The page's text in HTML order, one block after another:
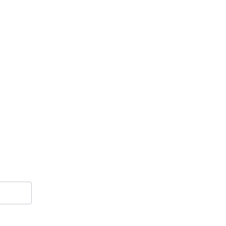
以降の場合は、事業者
かります。
払方法
が近くなってからご連